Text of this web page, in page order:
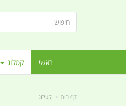
ראשי קטלוג
דף בית קטלוג